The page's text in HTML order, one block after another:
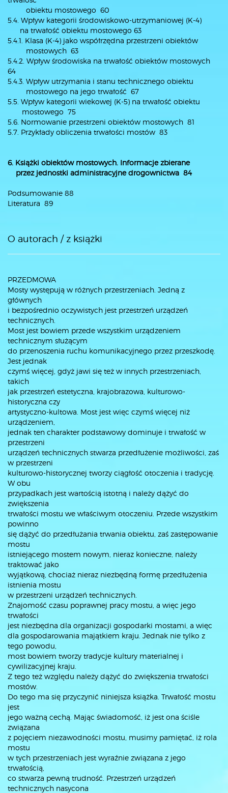
obiektu mostowego 60
5.4. Wpływ kategorii środowiskowo-utrzymaniowej (K-4)
na trwałość obiektu mostowego 63
5.4.1. Klasa (K-4) jako współrzędna przestrzeni obiektów
mostowych 63
5.4.2. Wpływ środowiska na trwałość obiektów mostowych
64
5.4.3. Wpływ utrzymania i stanu technicznego obiektu
mostowego na jego trwałość 67
5.5. Wpływ kategorii wiekowej (K-5) na trwałość obiektu
mostowego 75
5.6. Normowanie przestrzeni obiektów mostowych 81
5.7. Przykłady obliczenia trwałości mostów 83
6. Książki obiektów mostowych. Informacje zbierane
przez jednostki administracyjne drogownictwa 84
Podsumowanie 88
Literatura 89
O autorach / z książki
PRZEDMOWA
Mosty występują w różnych przestrzeniach. Jedną z
głównych
i bezpośrednio oczywistych jest przestrzeń urządzeń
technicznych.
Most jest bowiem przede wszystkim urządzeniem
technicznym służącym
do przenoszenia ruchu komunikacyjnego przez przeszkodę.
Jest jednak
czymś więcej, gdyż jawi się też w innych przestrzeniach,
takich
jak przestrzeń estetyczna, krajobrazowa, kulturowo-
historyczna czy
artystyczno-kultowa. Most jest więc czymś więcej niż
urządzeniem,
jednak ten charakter podstawowy dominuje i trwałość w
przestrzeni
urządzeń technicznych stwarza przedłużenie możliwości, zaś
w przestrzeni
kulturowo-historycznej tworzy ciągłość otoczenia i tradycję.
W obu
przypadkach jest wartością istotną i należy dążyć do
zwiększenia
trwałości mostu we właściwym otoczeniu. Przede wszystkim
powinno
się dążyć do przedłużania trwania obiektu, zaś zastępowanie
mostu
istniejącego mostem nowym, nieraz konieczne, należy
traktować jako
wyjątkową, chociaż nieraz niezbędną formę przedłużenia
istnienia mostu
w przestrzeni urządzeń technicznych.
Znajomość czasu poprawnej pracy mostu, a więc jego
trwałości
jest niezbędna dla organizacji gospodarki mostami, a więc
dla gospodarowania majątkiem kraju. Jednak nie tylko z
tego powodu,
most bowiem tworzy tradycje kultury materialnej i
cywilizacyjnej kraju.
Z tego też względu należy dążyć do zwiększenia trwałości
mostów.
Do tego ma się przyczynić niniejsza książka. Trwałość mostu
jest
jego ważną cechą. Mając świadomość, iż jest ona ściśle
związana
z pojęciem niezawodności mostu, musimy pamiętać, iż rola
mostu
w tych przestrzeniach jest wyraźnie związana z jego
trwałością,
co stwarza pewną trudność. Przestrzeń urządzeń
technicznych nasycona